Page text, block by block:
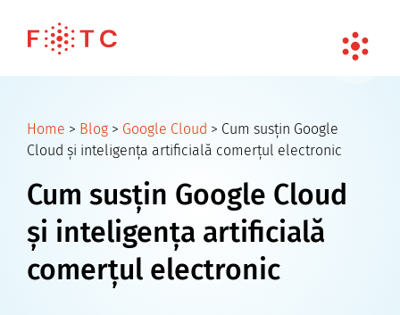
Home > Blog > Google Cloud > Cum susțin Google
Cloud și inteligența artificială comerțul electronic
Cum susțin Google Cloud
și inteligența artificială
comerțul electronic